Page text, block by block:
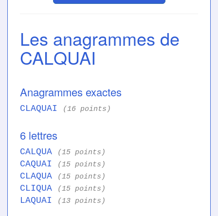
Les anagrammes de
CALQUAI
Anagrammes exactes
CLAQUAI (16 points)
6 lettres
CALQUA (15 points)
CAQUAI (15 points)
CLAQUA (15 points)
CLIQUA (15 points)
LAQUAI (13 points)